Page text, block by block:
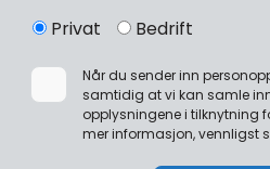
Privat Bedrift
Når du sender inn
samtidig at vi kan samle
opplysningene i tilknytning
mer informasjon, vennligst